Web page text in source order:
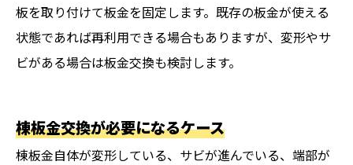
板を取り付けて板金を固定します。既存の板金が使える
状態であれば再利用できる場合もありますが、変形やサ
ビがある場合は板金交換も検討します。
棟板金交換が必要になるケース
棟板金自体が変形している、サビが進んでいる、端部が